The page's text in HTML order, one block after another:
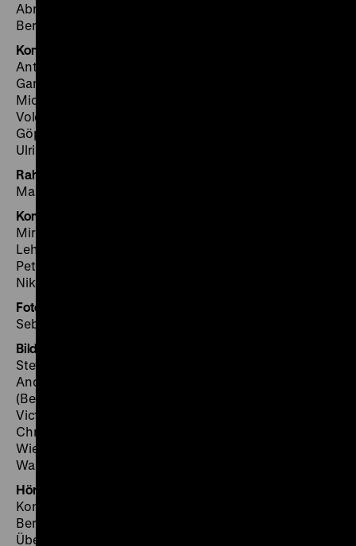
Abrell & van den Berg - Ausstellungsservice GbR,
Berlin
Konservatorische Betreuung
Antje Liebers, Matthes Nützmann, Kay Draber, Julia
Garve
Michaela Brand, Theresa Schlagheck (Wiss.
Volontärin), Esther Hannemann (Studentin), Christine
Göppinger, Elke Kiffe, Judith Zimmer, Mathias Lang,
Ulrike Hügle und Martina Homolka (Leitung)
Rahmung
Malte Spohr
Kommunikation
Miriam Barnitz, Jenny Jakubik, Daniela Lange, Yasmina
Lehmkuhl, Ilka Linz, Sarah Rauchfuß, Nicola Schnell,
Peter Schützhold, Francesca Taliani, Sonja Trautmann,
Nike Thurn, Anne Vitten
Fotoarbeiten
Sebastian Ahlers, Indra Desnica
Bildung und Vermittlung
Stefan Bresky und Brigitte Vogel-Janotta (Leitung)
Andrea Schenk und Mareike Teichmann
(Besucherservice)
Victoria Mutz (Stud. Praktikantin)
Christoph Gollasch, Patrick Helber, Bastian Herbst,
Wiebke Hölzer, Friedrun Portele-Anyangbe, Alisa
Warnecke, Sebastian Zehetmair (Referententeam)
Hörführung
Konzept und Texte: Florian Wieler und Nathanael Kuck,
Berlin
Übersetzungen: Stephen Locke, Berlin